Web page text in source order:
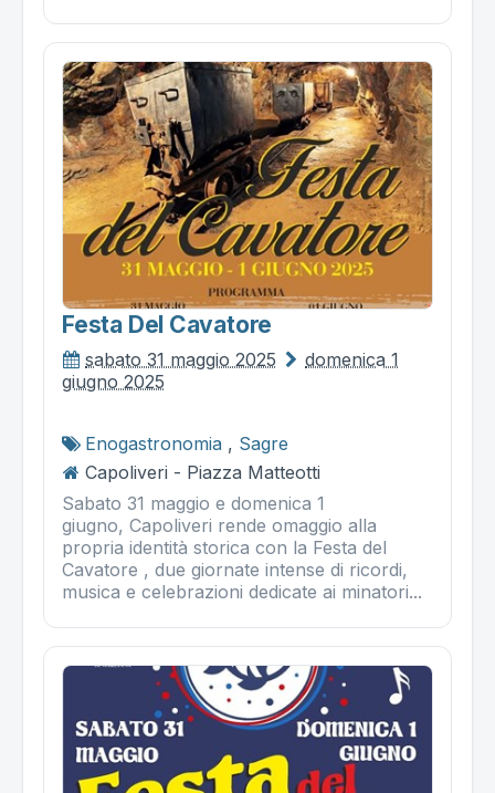
Festa Del Cavatore
sabato 31 maggio 2025
domenica 1
giugno 2025
Enogastronomia , Sagre
Capoliveri - Piazza Matteotti
Sabato 31 maggio e domenica 1
giugno, Capoliveri rende omaggio alla
propria identità storica con la Festa del
Cavatore , due giornate intense di ricordi,
musica e celebrazioni dedicate ai minatori...